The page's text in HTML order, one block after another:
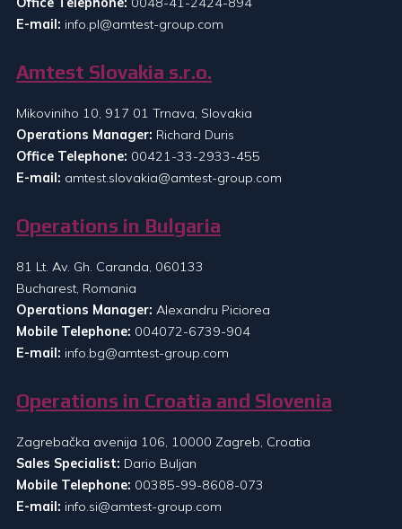
E-mail: info.pl@amtest-group.com
Amtest Slovakia s.r.o.
Mikoviniho 10, 917 01 Trnava, Slovakia
Operations Manager: Richard Duris
Office Telephone: 00421-33-2933-455
E-mail: amtest.slovakia@amtest-group.com
Operations in Bulgaria
81 Lt. Av. Gh. Caranda, 060133
Bucharest, Romania
Operations Manager: Alexandru Piciorea
Mobile Telephone: 004072-6739-904
E-mail: info.bg@amtest-group.com
Operations in Croatia and Slovenia
Zagrebačka avenija 106, 10000 Zagreb, Croatia
Sales Specialist: Dario Buljan
Mobile Telephone: 00385-99-8608-073
E-mail: info.si@amtest-group.com